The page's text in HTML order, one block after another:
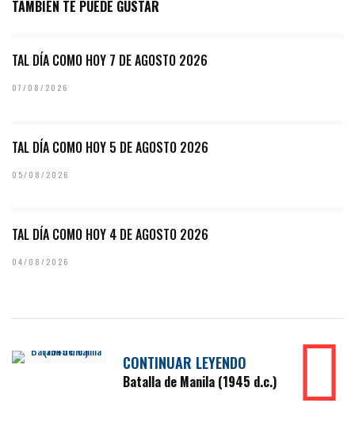
TAMBIÉN TE PUEDE GUSTAR
TAL DÍA COMO HOY 7 DE AGOSTO 2026
07/08/2026
TAL DÍA COMO HOY 5 DE AGOSTO 2026
05/08/2026
TAL DÍA COMO HOY 4 DE AGOSTO 2026
04/08/2026
CONTINUAR LEYENDO
Batalla de Manila (1945 d.c.)